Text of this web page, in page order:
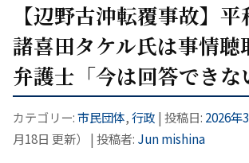
【辺野古沖転覆事故】平
諸喜田タケル氏は事情聴
弁護士「今は回答できな
カテゴリー:市民団体,行政 | 投稿日: 2026年
月18日 更新） | 投稿者: Jun mishina